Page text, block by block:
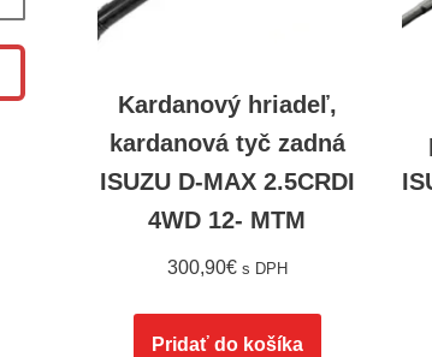
Kardanový hriadeľ,
kardanová tyč zadná
ISUZU D-MAX 2.5CRDI
4WD 12- MTM
300,90€ s DPH
Pridať do košíka